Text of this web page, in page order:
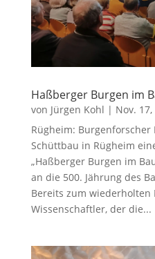
Haßberger Burgen im
von Jürgen Kohl | Nov. 17,
Rügheim: Burgenforscher
Schüttbau in Rügheim
„Haßberger Burgen im
an die 500. Jährung des
Bereits zum
Wissenschaftler, der die...